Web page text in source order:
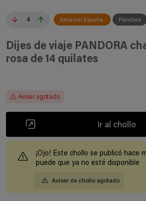
4 Amazon España Pandora
Dijes de viaje PANDORA
rosa de 14 quilates
Avisar agotado
Ir al chollo
¡Ojo! Este chollo se publicó hace
puede que ya no esté disponible
Avisar de chollo agotado